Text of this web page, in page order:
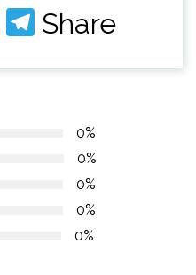
Messenger
Telegram
Share
0%
0%
0%
0%
0%